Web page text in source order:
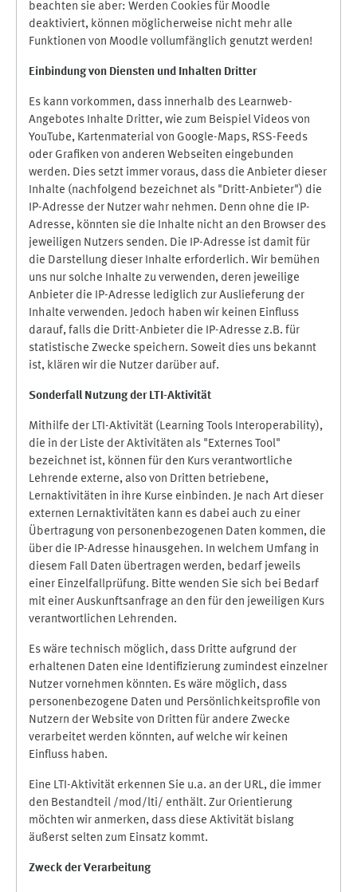
beachten sie aber: Werden Cookies für Moodle
deaktiviert, können möglicherweise nicht mehr alle
Funktionen von Moodle vollumfänglich genutzt werden!
Einbindung von Diensten und Inhalten Dritter
Es kann vorkommen, dass innerhalb des Learnweb-
Angebotes Inhalte Dritter, wie zum Beispiel Videos von
YouTube, Kartenmaterial von Google-Maps, RSS-Feeds
oder Grafiken von anderen Webseiten eingebunden
werden. Dies setzt immer voraus, dass die Anbieter dieser
Inhalte (nachfolgend bezeichnet als "Dritt-Anbieter") die
IP-Adresse der Nutzer wahr nehmen. Denn ohne die IP-
Adresse, könnten sie die Inhalte nicht an den Browser des
jeweiligen Nutzers senden. Die IP-Adresse ist damit für
die Darstellung dieser Inhalte erforderlich. Wir bemühen
uns nur solche Inhalte zu verwenden, deren jeweilige
Anbieter die IP-Adresse lediglich zur Auslieferung der
Inhalte verwenden. Jedoch haben wir keinen Einfluss
darauf, falls die Dritt-Anbieter die IP-Adresse z.B. für
statistische Zwecke speichern. Soweit dies uns bekannt
ist, klären wir die Nutzer darüber auf.
Sonderfall Nutzung der LTI-Aktivität
Mithilfe der LTI-Aktivität (Learning Tools Interoperability),
die in der Liste der Aktivitäten als "Externes Tool"
bezeichnet ist, können für den Kurs verantwortliche
Lehrende externe, also von Dritten betriebene,
Lernaktivitäten in ihre Kurse einbinden. Je nach Art dieser
externen Lernaktivitäten kann es dabei auch zu einer
Übertragung von personenbezogenen Daten kommen, die
über die IP-Adresse hinausgehen. In welchem Umfang in
diesem Fall Daten übertragen werden, bedarf jeweils
einer Einzelfallprüfung. Bitte wenden Sie sich bei Bedarf
mit einer Auskunftsanfrage an den für den jeweiligen Kurs
verantwortlichen Lehrenden.
Es wäre technisch möglich, dass Dritte aufgrund der
erhaltenen Daten eine Identifizierung zumindest einzelner
Nutzer vornehmen könnten. Es wäre möglich, dass
personenbezogene Daten und Persönlichkeitsprofile von
Nutzern der Website von Dritten für andere Zwecke
verarbeitet werden könnten, auf welche wir keinen
Einfluss haben.
Eine LTI-Aktivität erkennen Sie u.a. an der URL, die immer
den Bestandteil /mod/lti/ enthält. Zur Orientierung
möchten wir anmerken, dass diese Aktivität bislang
äußerst selten zum Einsatz kommt.
Zweck der Verarbeitung